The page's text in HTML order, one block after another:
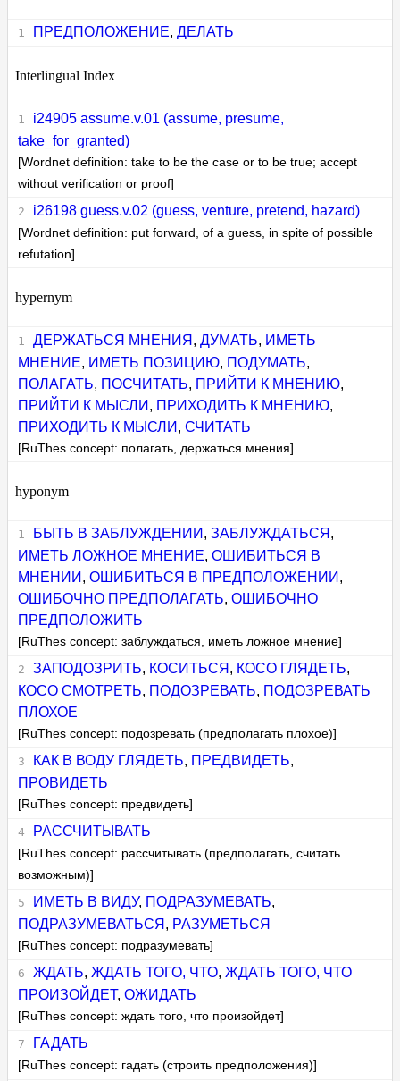
ПРЕДПОЛОЖЕНИЕ, ДЕЛАТЬ
Interlingual Index
i24905 assume.v.01 (assume, presume,
take_for_granted)
[Wordnet definition: take to be the case or to be true; accept
without verification or proof]
i26198 guess.v.02 (guess, venture, pretend, hazard)
[Wordnet definition: put forward, of a guess, in spite of possible
refutation]
hypernym
ДЕРЖАТЬСЯ МНЕНИЯ , ДУМАТЬ, ИМЕТЬ
МНЕНИЕ, ИМЕТЬ ПОЗИЦИЮ, ПОДУМАТЬ,
ПОЛАГАТЬ, ПОСЧИТАТЬ, ПРИЙТИ К МНЕНИЮ,
ПРИЙТИ К МЫСЛИ , ПРИХОДИТЬ К МНЕНИЮ,
ПРИХОДИТЬ К МЫСЛИ ,СЧИТАТЬ
[RuThes concept: полагать, держаться мнения]
hyponym
БЫТЬ В ЗАБЛУЖДЕНИИ , ЗАБЛУЖДАТЬСЯ ,
ИМЕТЬ ЛОЖНОЕ МНЕНИЕ,ОШИБИТЬСЯ В
МНЕНИИ ,ОШИБИТЬСЯ В ПРЕДПОЛОЖЕНИИ ,
ОШИБОЧНО ПРЕДПОЛАГАТЬ,ОШИБОЧНО
ПРЕДПОЛОЖИТЬ
[RuThes concept: заблуждаться, иметь ложное мнение]
ЗАПОДОЗРИТЬ, КОСИТЬСЯ , КОСО ГЛЯДЕТЬ,
КОСО СМОТРЕТЬ, ПОДОЗРЕВАТЬ, ПОДОЗРЕВАТЬ
ПЛОХОЕ
[RuThes concept: подозревать (предполагать плохое)]
КАК В ВОДУ ГЛЯДЕТЬ, ПРЕДВИДЕТЬ,
ПРОВИДЕТЬ
[RuThes concept: предвидеть]
РАССЧИТЫВАТЬ
[RuThes concept: рассчитывать (предполагать, считать
возможным)]
ИМЕТЬ В ВИДУ, ПОДРАЗУМЕВАТЬ,
ПОДРАЗУМЕВАТЬСЯ , РАЗУМЕТЬСЯ
[RuThes concept: подразумевать]
ЖДАТЬ, ЖДАТЬ ТОГО, ЧТО, ЖДАТЬ ТОГО, ЧТО
ПРОИЗОЙДЕТ,ОЖИДАТЬ
[RuThes concept: ждать того, что произойдет]
ГАДАТЬ
[RuThes concept: гадать (строить предположения)]